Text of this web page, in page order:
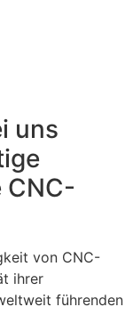
uns
CNC-
von CNC-
ihrer
führenden